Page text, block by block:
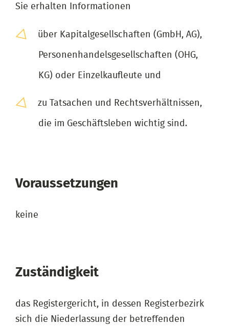
Sie erhalten Informationen
über Kapitalgesellschaften (GmbH, AG),
Personenhandelsgesellschaften (OHG,
KG) oder Einzelkaufleute und
zu Tatsachen und Rechtsverhältnissen,
die im Geschäftsleben wichtig sind.
Voraussetzungen
keine
Zuständigkeit
das Registergericht, in dessen Registerbezirk
sich die Niederlassung der betreffenden